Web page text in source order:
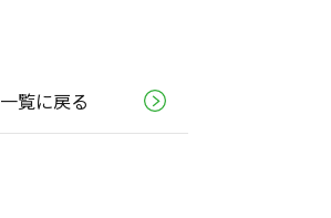
一覧に戻る